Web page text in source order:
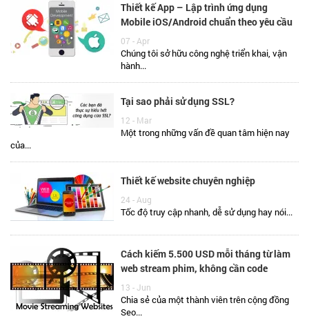
Thiết kế App – Lập trình ứng dụng
Mobile iOS/Android chuẩn theo yêu cầu
07 - Apr
Chúng tôi sở hữu công nghệ triển khai, vận
hành...
Tại sao phải sử dụng SSL?
12 - Mar
Một trong những vấn đề quan tâm hiện nay
của...
Thiết kế website chuyên nghiệp
24 - Aug
Tốc độ truy cập nhanh, dễ sử dụng hay nói...
Cách kiếm 5.500 USD mỗi tháng từ làm
web stream phim, không cần code
13 - Jun
Chia sẻ của một thành viên trên cộng đồng
Seo...